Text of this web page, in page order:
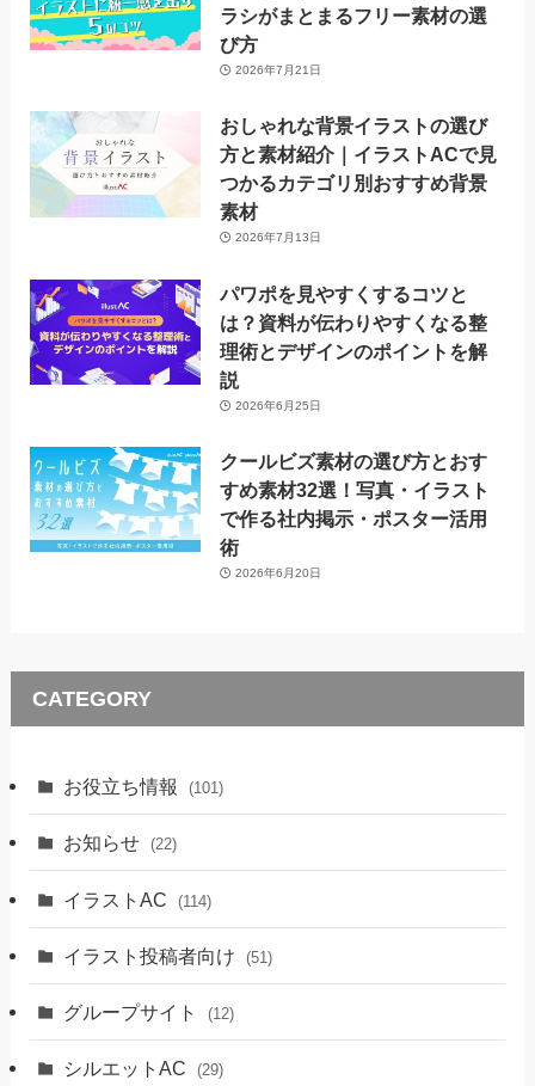
ラシがまとまるフリー素材の選
び方
2026年7月21日
おしゃれな背景イラストの選び
方と素材紹介｜イラストACで見
つかるカテゴリ別おすすめ背景
素材
2026年7月13日
パワポを見やすくするコツと
は？資料が伝わりやすくなる整
理術とデザインのポイントを解
説
2026年6月25日
クールビズ素材の選び方とおす
すめ素材32選！写真・イラスト
で作る社内掲示・ポスター活用
術
2026年6月20日
CATEGORY
お役立ち情報 (101)
お知らせ (22)
イラストAC (114)
イラスト投稿者向け (51)
グループサイト (12)
シルエットAC (29)